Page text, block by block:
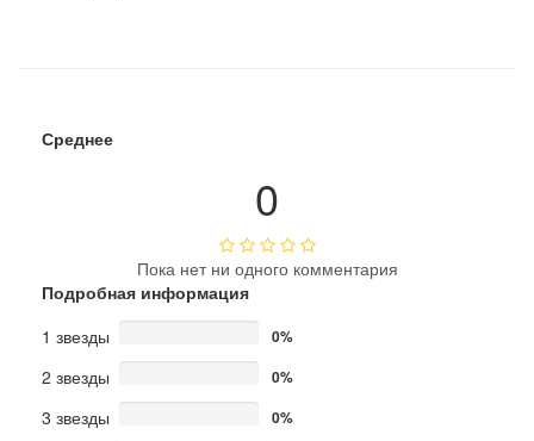
Среднее
0
Пока нет ни одного комментария
Подробная информация
1 звезды
0%
2 звезды 0%
3 звезды 0%